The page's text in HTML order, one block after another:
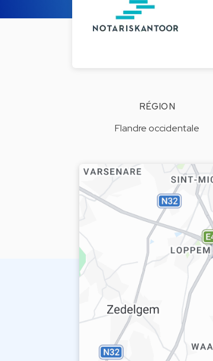
RÉGION
Flandre occidentale